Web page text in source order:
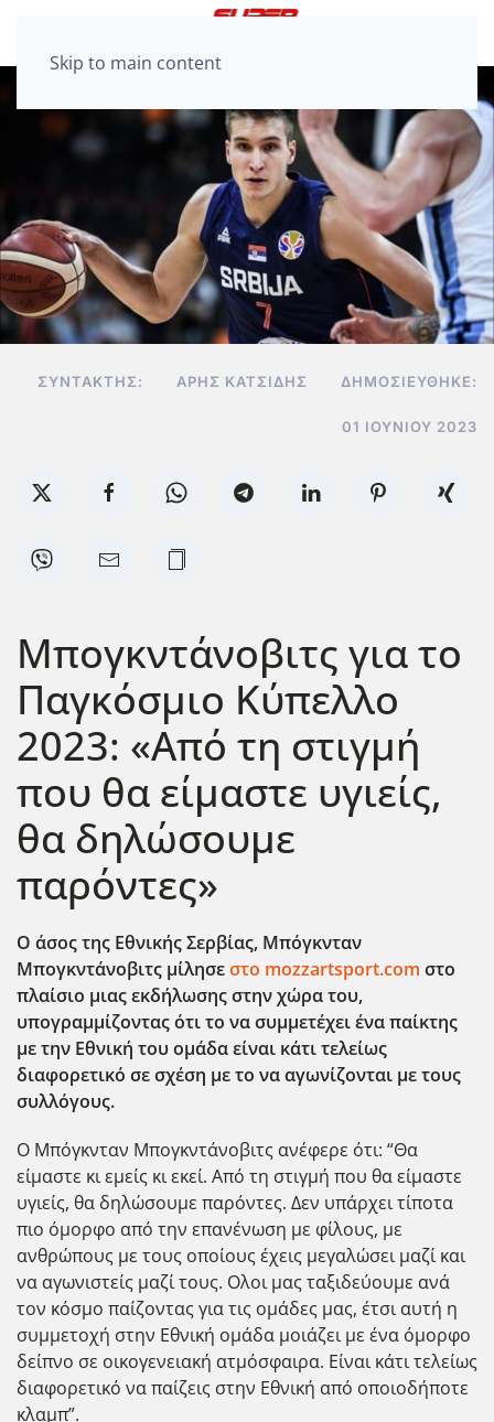
Skip to main content
ΣΥΝΤΆΚΤΗΣ: ΆΡΗΣ ΚΑΤΣΊΔΗΣ ΔΗΜΟΣΙΕΎΘΗΚΕ:
01 ΙΟΥΝΊΟΥ 2023
Μπογκντάνοβιτς για το
Παγκόσμιο Κύπελλο
2023: «Από τη στιγμή
που θα είμαστε υγιείς,
θα δηλώσουμε
παρόντες»
Ο άσος της Εθνικής Σερβίας, Μπόγκνταν
Μπογκντάνοβιτς μίλησεστο mozzartsport.com στο
πλαίσιο μιας εκδήλωσης στην χώρα του,
υπογραμμίζοντας ότι το να συμμετέχει ένα παίκτης
με την Εθνική του ομάδα είναι κάτι τελείως
διαφορετικό σε σχέση με το να αγωνίζονται με τους
συλλόγους.
Ο Μπόγκνταν Μπογκντάνοβιτς ανέφερε ότι: “Θα
είμαστε κι εμείς κι εκεί. Από τη στιγμή που θα είμαστε
υγιείς, θα δηλώσουμε παρόντες. Δεν υπάρχει τίποτα
πιο όμορφο από την επανένωση με φίλους, με
ανθρώπους με τους οποίους έχεις μεγαλώσει μαζί και
να αγωνιστείς μαζί τους. Ολοι μας ταξιδεύουμε ανά
τον κόσμο παίζοντας για τις ομάδες μας, έτσι αυτή η
συμμετοχή στην Εθνική ομάδα μοιάζει με ένα όμορφο
δείπνο σε οικογενειακή ατμόσφαιρα. Είναι κάτι τελείως
διαφορετικό να παίζεις στην Εθνική από οποιοδήποτε
κλαμπ”.